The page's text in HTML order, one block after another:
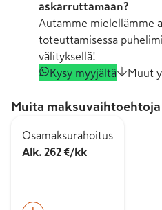
askarruttamaan?
Autamme mielellämme
toteuttamisessa
välityksellä!
Kysy myyjältä
Muut
Muita
Osamaksurahoitus
Alk. 262 €/kk